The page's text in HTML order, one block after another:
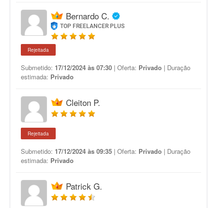
Bernardo C.
TOP FREELANCER PLUS
Rejeitada
Submetido: 17/12/2024 às 07:30 | Oferta: Privado | Duração
estimada: Privado
Cleiton P.
Rejeitada
Submetido: 17/12/2024 às 09:35 | Oferta: Privado | Duração
estimada: Privado
Patrick G.